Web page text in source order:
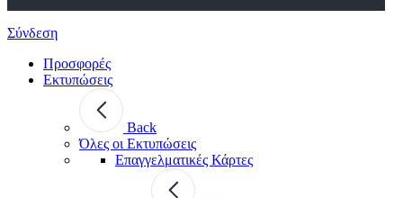
Σύνδεση
Προσφορές
Εκτυπώσεις
Back
Όλες οι Εκτυπώσεις
Επαγγελματικές Κάρτες